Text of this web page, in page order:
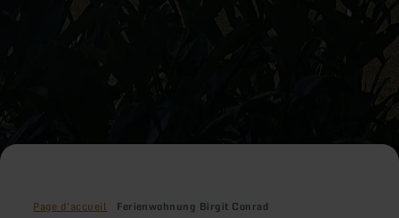
Page d'accueil Ferienwohnung Birgit Conrad